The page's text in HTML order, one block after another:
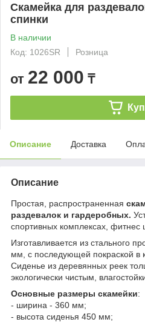
Скамейка для
спинки
В наличии
Код: 1026SR
Розница
от 22 000 ₸
Описание Доставка
Описание
Простая, распространенная
раздевалок и гардеробных.
спортивных комплексах, фитнес
Изготавливается из стального
мм, с последующей покраской в
Сиденье из деревянных реек
экологически чистым,
Основные размеры скамейки:
- ширина - 360 мм;
- высота сиденья 450 мм;